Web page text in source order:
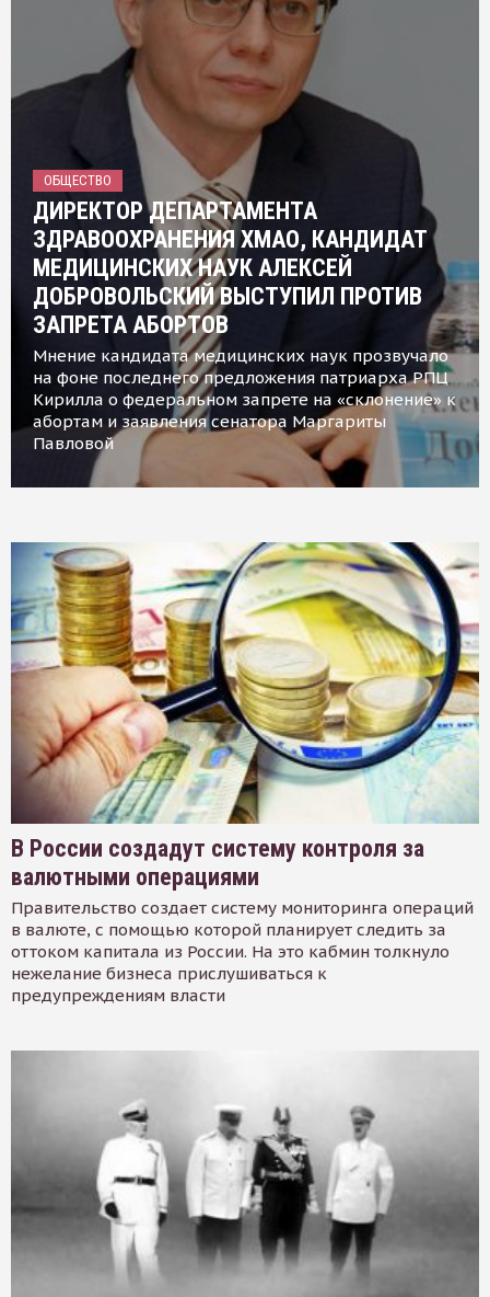
ОБЩЕСТВО
ДИРЕКТОР ДЕПАРТАМЕНТА
ЗДРАВООХРАНЕНИЯ ХМАО, КАНДИДАТ
МЕДИЦИНСКИХ НАУК АЛЕКСЕЙ
ДОБРОВОЛЬСКИЙ ВЫСТУПИЛ ПРОТИВ
ЗАПРЕТА АБОРТОВ
Мнение кандидата медицинских наук прозвучало
на фоне последнего предложения патриарха РПЦ
Кирилла о федеральном запрете на «склонение» к
абортам и заявления сенатора Маргариты
Павловой
В России создадут систему контроля за
валютными операциями
Правительство создает систему мониторинга операций
в валюте, с помощью которой планирует следить за
оттоком капитала из России. На это кабмин толкнуло
нежелание бизнеса прислушиваться к
предупреждениям власти